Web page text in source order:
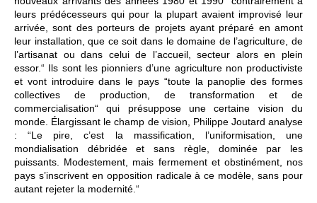
leurs prédécesseurs qui pour la plupart avaient improvisé leur
arrivée, sont des porteurs de projets ayant préparé en amont
leur installation, que ce soit dans le domaine de l’agriculture, de
l’artisanat ou dans celui de l’accueil, secteur alors en plein
essor.“ Ils sont les pionniers d’une agriculture non productiviste
et vont introduire dans le pays “toute la panoplie des formes
collectives de production, de transformation et de
commercialisation“ qui présuppose une certaine vision du
monde. Élargissant le champ de vision, Philippe Joutard analyse
: “Le pire, c’est la massification, l’uniformisation, une
mondialisation débridée et sans règle, dominée par les
puissants. Modestement, mais fermement et obstinément, nos
pays s’inscrivent en opposition radicale à ce modèle, sans pour
autant rejeter la modernité.“